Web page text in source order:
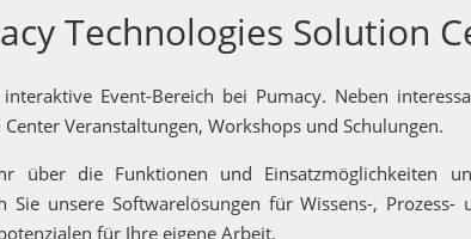
Technologies Solution
Event-Bereich bei Pumacy. Neben
Veranstaltungen, Workshops und Schulungen.
über die Funktionen und Einsatzmöglichkeiten
Sie unsere Softwarelösungen für Wissens-,
für Ihre eigene Arbeit.